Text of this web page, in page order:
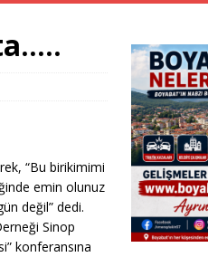
“Bu birikimimi
emin olunuz
değil” dedi.
Sinop
konferansına